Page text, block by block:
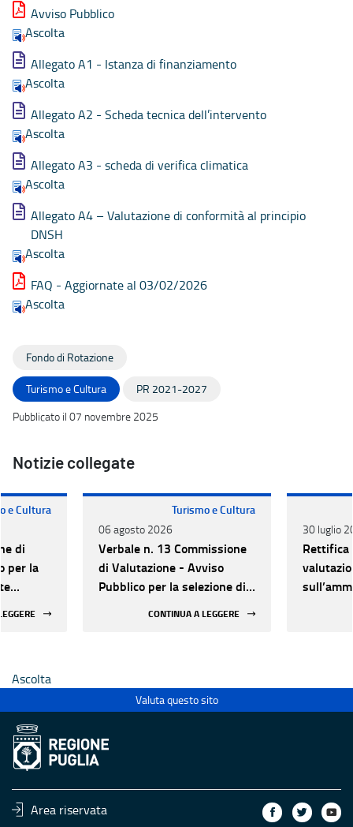
Avviso Pubblico
Ascolta
Allegato A1 - Istanza di finanziamento
Ascolta
Allegato A2 - Scheda tecnica dell’intervento
Ascolta
Allegato A3 - scheda di verifica climatica
Ascolta
Allegato A4 – Valutazione di conformità al principio
DNSH
Ascolta
FAQ - Aggiornate al 03/02/2026
Ascolta
Fondo di Rotazione
Turismo e Cultura
PR 2021-2027
Pubblicato il 07 novembre 2025
Notizie collegate
e Cultura
di
per la
Turismo e Cultura
06 agosto 2026
Verbale n. 13 Commissione
di Valutazione - Avviso
Pubblico per la selezione di
CONTINUA A LEGGERE
30 luglio
Rettifica
Ascolta
Valuta questo sito
Area riservata